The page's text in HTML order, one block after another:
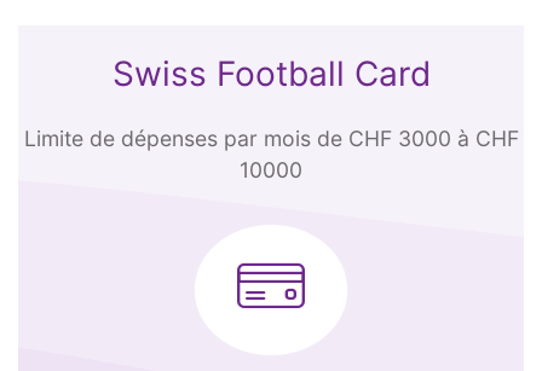
Swiss Football Card
Limite de dépenses par mois de CHF 3000 à CHF
10000